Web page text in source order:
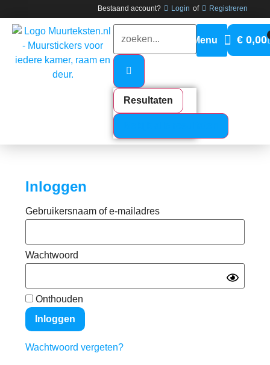
Bestaand account? Login of Registreren
Resultaten
€0,00
Inloggen
Gebruikersnaam of e-mailadres
Wachtwoord
Onthouden
Wachtwoord vergeten?